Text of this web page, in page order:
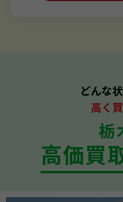
どんな
高く
栃
高価買